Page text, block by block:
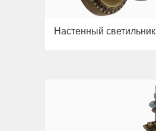
Настенный светильник